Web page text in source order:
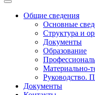
Toggle
navigationОбщие сведения
Основные
Структура и
Документы
Образование
Материально-
Руководство.
Документы